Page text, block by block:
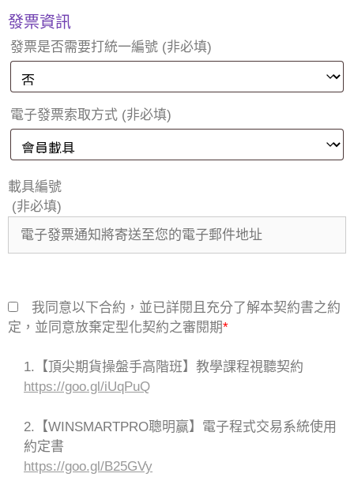
發票資訊
發票是否需要打統一編號 (非必填)
電子發票索取方式 (非必填)
載具編號
(非必填)
我同意以下合約，並已詳閱且充分了解本契約書之約
定，並同意放棄定型化契約之審閱期*
1.【頂尖期貨操盤手高階班】教學課程視聽契約
https://goo.gl/iUqPuQ
2.【WINSMARTPRO聰明赢】電子程式交易系統使用
約定書
https://goo.gl/B25GVy